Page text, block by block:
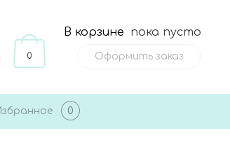
0
В корзине пока пусто
Оформить заказ
0